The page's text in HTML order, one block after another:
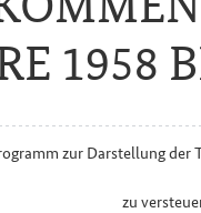
1958
zur Darstellung der
zu